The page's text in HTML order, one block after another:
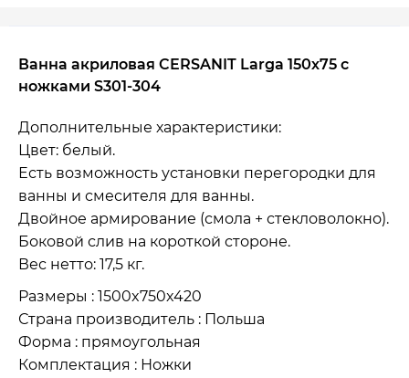
Ванна акриловая CERSANIT Larga 150х75 с
ножками S301-304
Дополнительные характеристики:
Цвет: белый.
Есть возможность установки перегородки для
ванны и смесителя для ванны.
Двойное армирование (смола + стекловолокно).
Боковой слив на короткой стороне.
Вес нетто: 17,5 кг.
Размеры : 1500x750x420
Страна производитель : Польша
Форма : прямоугольная
Комплектация : Ножки